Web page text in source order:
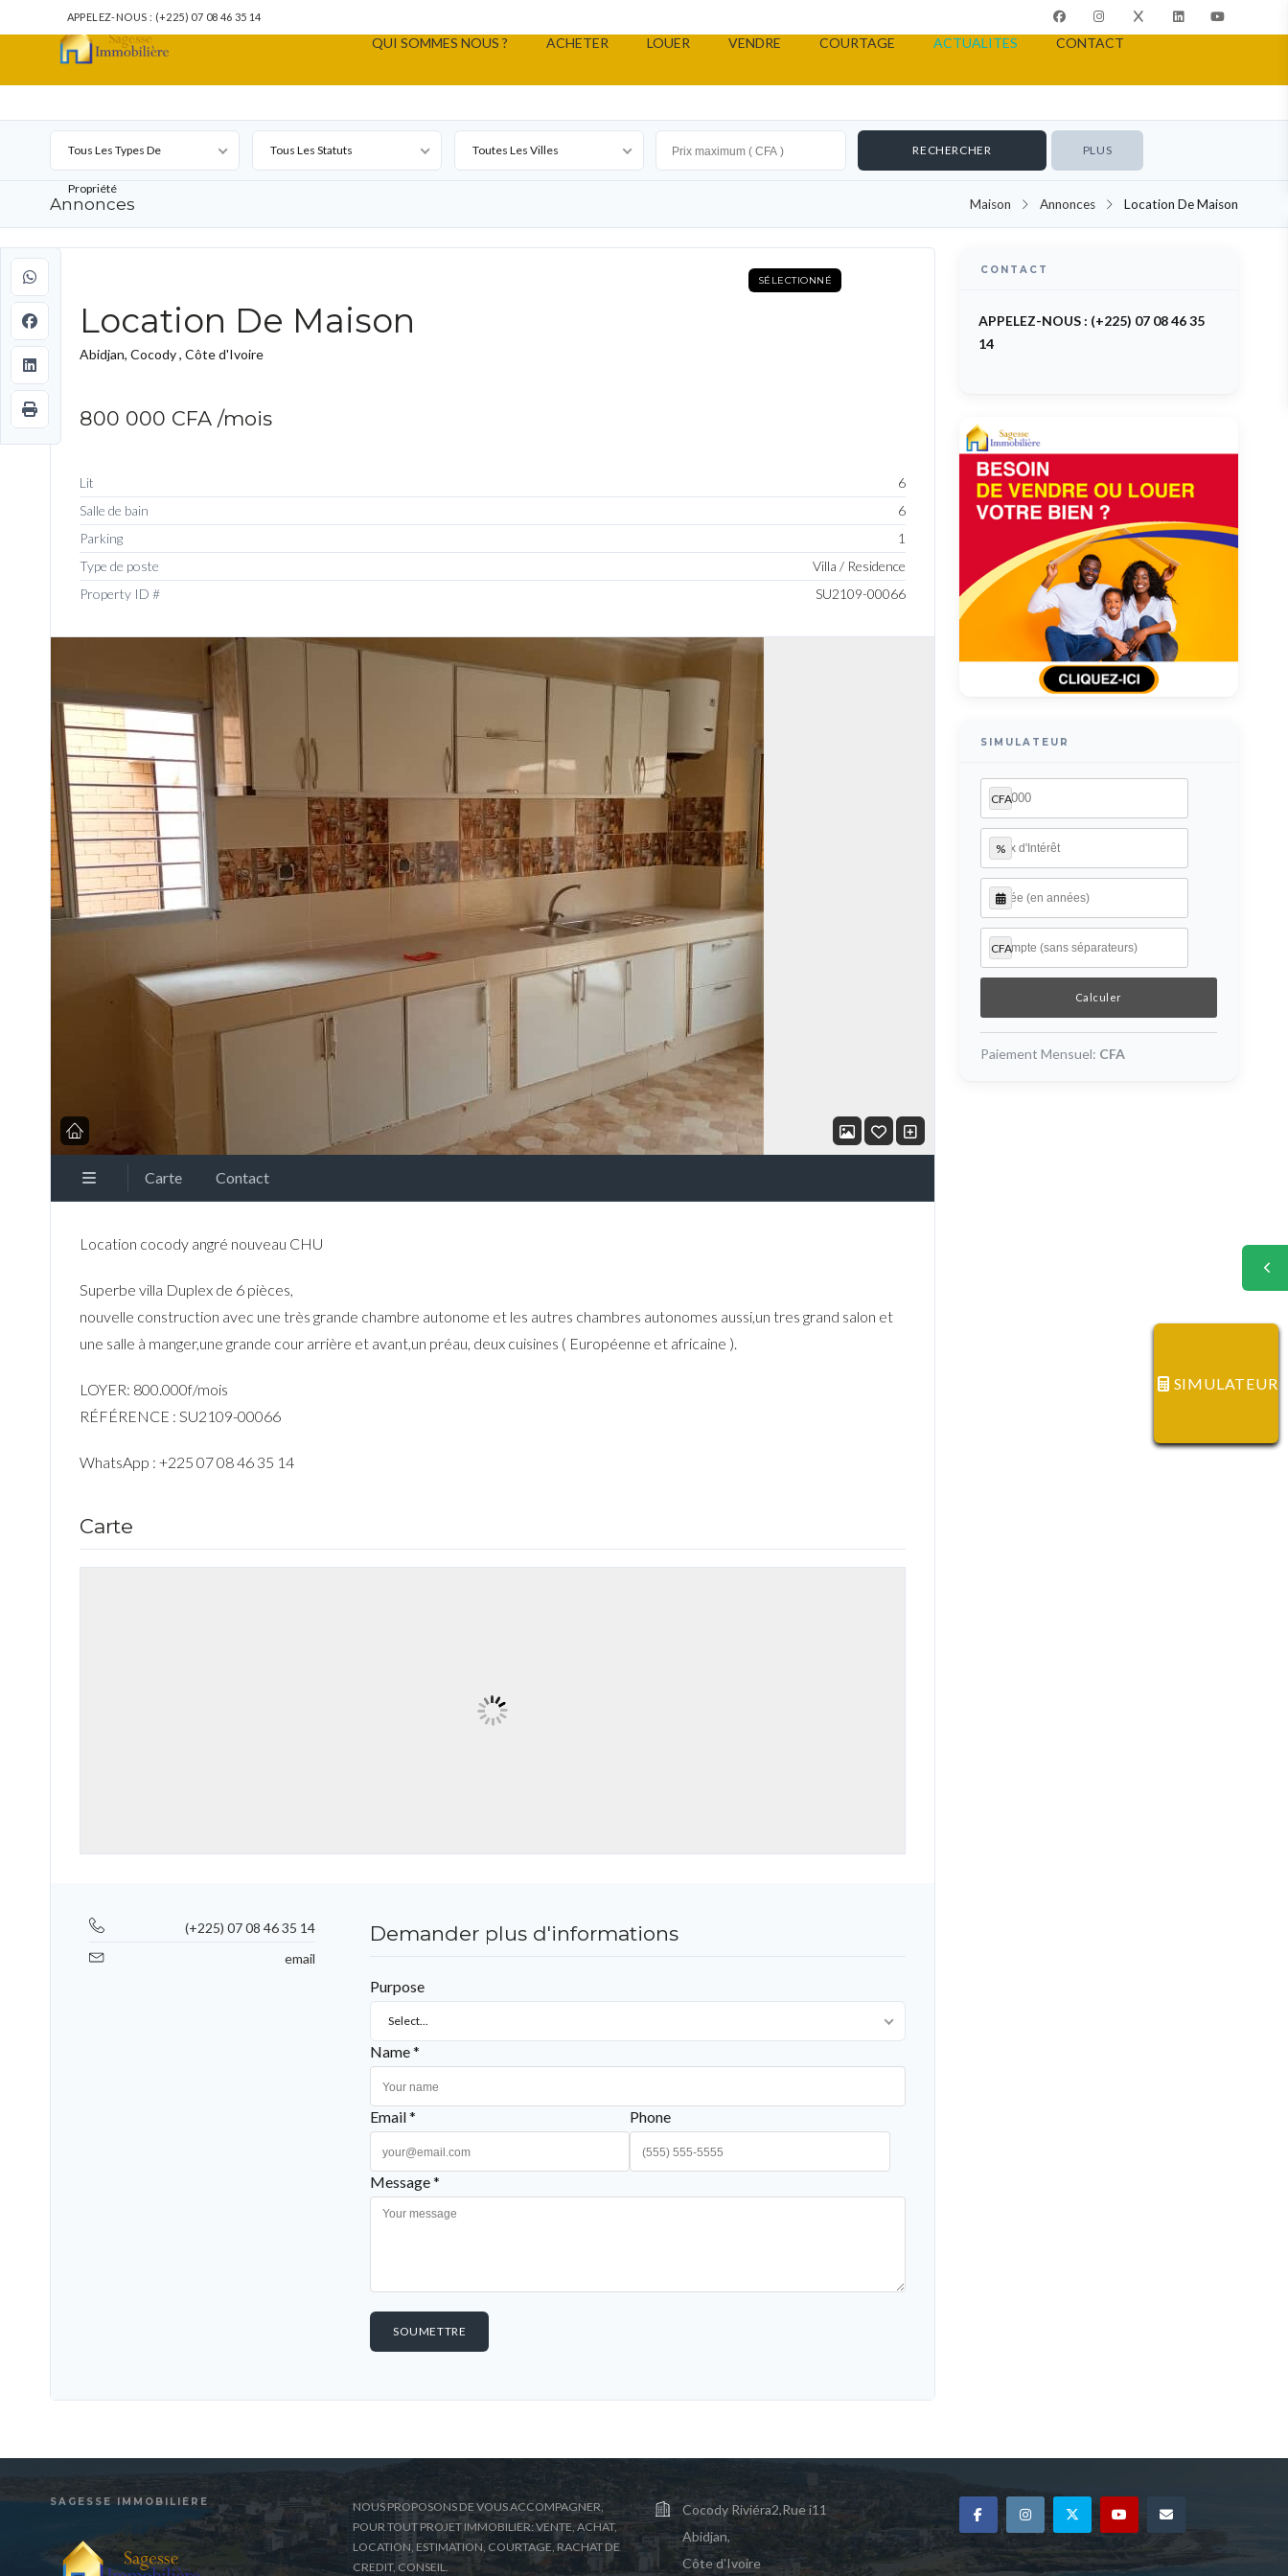
APPELEZ-NOUS : (+225) 07 08 46 35 14
QUI SOMMES NOUS ? ACHETER LOUER VENDRE COURTAGE ACTUALITES CONTACT
Tous Les Types De
Propriété
Tous Les Statuts Toutes Les Villes PLUS
Annonces Maison Annonces Location De Maison
SÉLECTIONNÉ
Location De Maison
Abidjan, Cocody , Côte d'Ivoire
800 000 CFA /mois
Lit
6
Salle de bain
6
Parking
1
Type de poste
Villa / Residence
Property ID #
SU2109-00066
Carte Contact
Location cocody angré nouveau CHU
Superbe villa Duplex de 6 pièces,
nouvelle construction avec une très grande chambre autonome et les autres chambres autonomes aussi,un tres grand salon et
une salle à manger,une grande cour arrière et avant,un préau, deux cuisines ( Européenne et africaine ).
LOYER: 800.000f/mois
RÉFÉRENCE : SU2109-00066
WhatsApp : +225 07 08 46 35 14
Carte
(+225) 07 08 46 35 14
email
Demander plus d'informations
Purpose
Select...
Name *
Email * Phone
Message *
SOUMETTRE
CONTACT
APPELEZ-NOUS : (+225) 07 08 46 35
14
SIMULATEUR
CFA
%
CFA
Paiement Mensuel: CFA
SAGESSE IMMOBILIÈRE
NOUS PROPOSONS DE VOUS ACCOMPAGNER,
POUR TOUT PROJET IMMOBILIER: VENTE, ACHAT,
LOCATION, ESTIMATION, COURTAGE, RACHAT DE
CREDIT, CONSEIL.
Cocody Riviéra2,Rue i11
Abidjan,
Côte d'Ivoire
SIMULATEUR